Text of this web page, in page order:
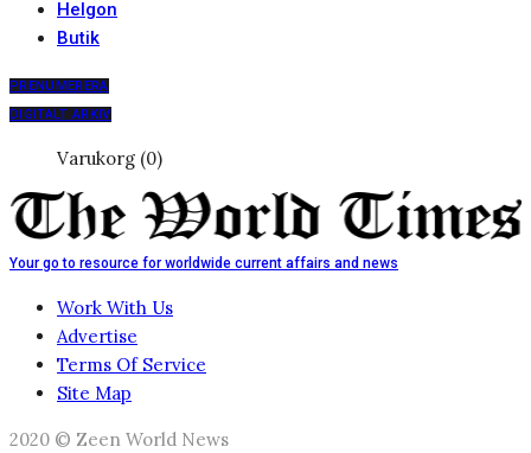
Helgon
Butik
PRENUMERERA
DIGITALT ARKIV
Varukorg (0)
Your go to resource for worldwide current affairs and news
Work With Us
Advertise
Terms Of Service
Site Map
2020 © Zeen World News